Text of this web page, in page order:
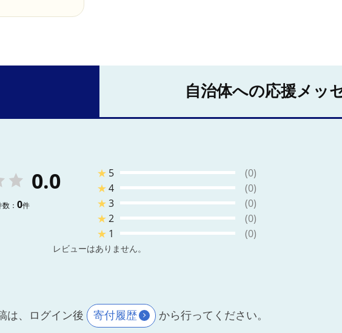
自治体への応援メッ
0.0
： 0件
★ 5
(0)
★4
(0)
★3
(0)
★2
(0)
★ 1 (0)
レビューはありません。
は、ログイン後 寄付履歴 から行ってください。